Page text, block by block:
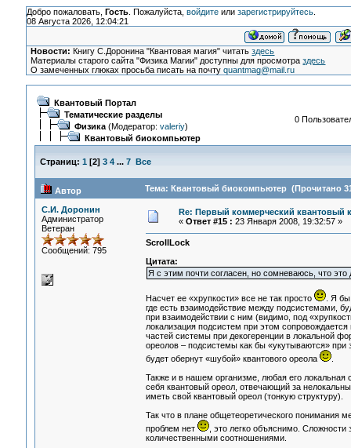
Добро пожаловать, Гость. Пожалуйста, войдитеили зарегистрируйтесь.
08 Августа 2026, 12:04:21
Новости: Книгу С.Доронина "Квантовая магия" читатьздесь
Материалы старого сайта "Физика Магии" доступны для просмотраздесь
О замеченных глюках просьба писать на почтуquantmag@mail.ru
Квантовый Портал
Тематические разделы
Физика(Модератор: valeriy)
Квантовый биокомпьютер
0
Страниц: 1 [2] 3 4 ... 7 Все
Автор Тема: Квантовый биокомпьютер (Прочитано
С.И. Доронин
Администратор
Ветеран
Сообщений: 795
Re: Первый коммерческий квантовый
« Ответ #15 : 23 Января 2008, 19:32:57 »
ScrollLock
Цитата:
Я с этим почти согласен, но сомневаюсь, что
Насчет ее «хрупкости» все не так просто
. Я бы
где есть взаимодействие между подсистемами,
при взаимодействии с ним (видимо, под
локализация подсистем при этом
частей системы при декогеренции в локальной
ореолов – подсистемы как бы «укутываются»
будет обернут «шубой» квантового ореола
.
Также и в нашем организме, любая его локальная
себя квантовый ореол, отвечающий за
иметь свой квантовый ореол (тонкую структуру).
Так что в плане общетеоретического понимания
проблем нет
, это легко объяснимо. Сложности
количественными соотношениями.